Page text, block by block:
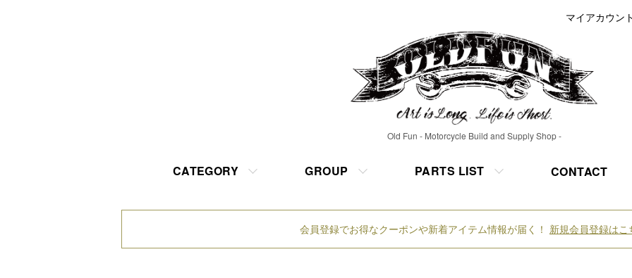
Old Fun - Motorcycle Build and Supply Shop -
CATEGORY GROUP PARTS LIST CONTACT
マイアカウント
会員登録でお得なクーポンや新着アイテム情報が届く！ 新規会員登録はこ